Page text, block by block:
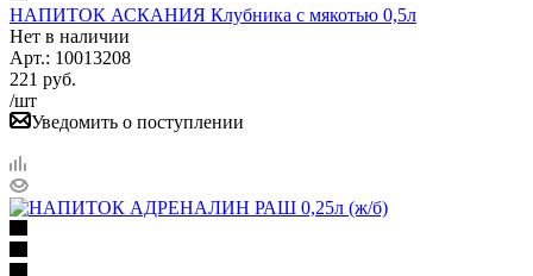
НАПИТОК АСКАНИЯ Клубника с мякотью 0,5л
Нет в наличии
Арт.: 10013208
221 руб.
/шт
Уведомить о поступлении